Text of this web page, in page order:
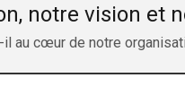
notre vision et
il au cœur de notre